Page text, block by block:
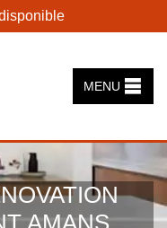
MENU
AMANS